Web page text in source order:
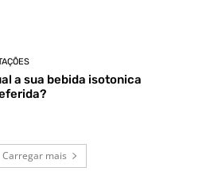
a sua bebida isotonica
Carregar mais